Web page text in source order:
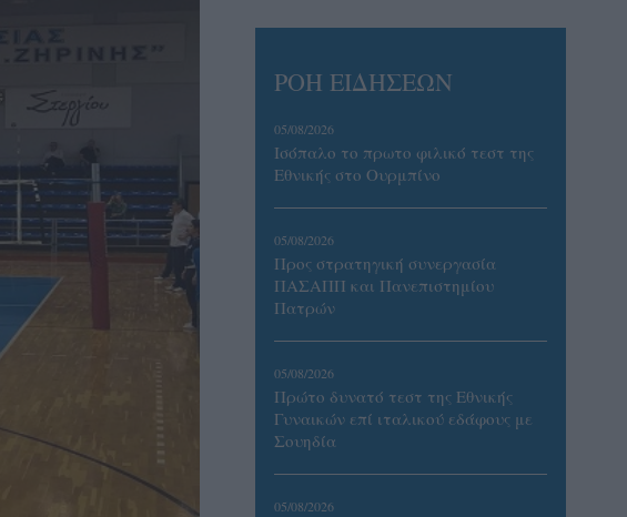
ΡΟΗ ΕΙΔΗΣΕΩΝ
05/08/2026
Ισόπαλο το πρωτο φιλικό τεστ της
Εθνικής στο Ουρμπίνο
05/08/2026
Προς στρατηγική συνεργασία
ΠΑΣΑΠΠ και Πανεπιστημίου
Πατρών
05/08/2026
Πρώτο δυνατό τεστ της Εθνικής
Γυναικών επί ιταλικού εδάφους με
Σουηδία
05/08/2026